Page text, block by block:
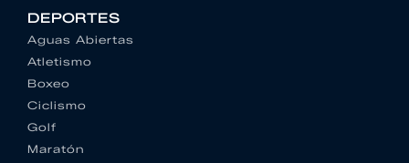
DEPORTES
Aguas Abiertas
Atletismo
Boxeo
Ciclismo
Golf
Maratón